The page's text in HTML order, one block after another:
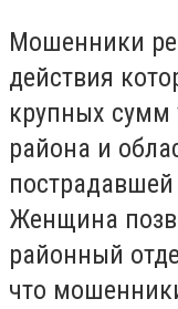
Мошенники
действия
крупных сумм
района и
пострадавшей
Женщина
районный
что